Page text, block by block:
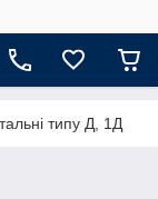
типу Д, 1Д